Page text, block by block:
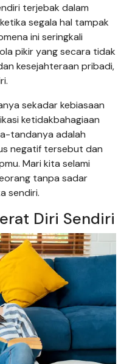
terjebak dalam
segala hal tampak
ini seringkali
pikir yang secara tidak
kesejahteraan pribadi,
sekadar kebiasaan
ketidakbahagiaan
tandanya adalah
negatif tersebut dan
Mari kita selami
tanpa sadar
sendiri.
Diri Sendiri